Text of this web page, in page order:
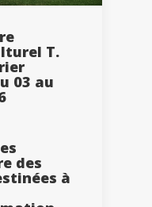
T.
03 au
des
à